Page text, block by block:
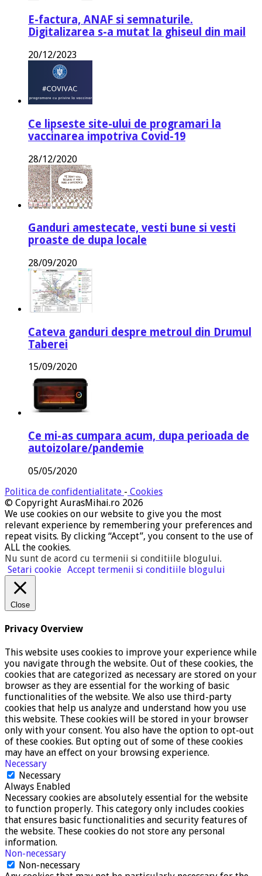
E-factura, ANAF si semnaturile.
Digitalizarea s-a mutat la ghiseul din mail
20/12/2023
Ce lipseste site-ului de programari la
vaccinarea impotriva Covid-19
28/12/2020
Ganduri amestecate, vesti bune si vesti
proaste de dupa locale
28/09/2020
Cateva ganduri despre metroul din Drumul
Taberei
15/09/2020
Ce mi-as cumpara acum, dupa perioada de
autoizolare/pandemie
05/05/2020
Politica de confidentialitate - Cookies
© Copyright AurasMihai.ro 2026
We use cookies on our website to give you the most
relevant experience by remembering your preferences and
repeat visits. By clicking “Accept”, you consent to the use of
ALL the cookies.
Nu sunt de acord cu termenii si conditiile blogului.
Setari cookie Accept termenii si conditiile blogului
Close
Privacy Overview
This website uses cookies to improve your experience while
you navigate through the website. Out of these cookies, the
cookies that are categorized as necessary are stored on your
browser as they are essential for the working of basic
functionalities of the website. We also use third-party
cookies that help us analyze and understand how you use
this website. These cookies will be stored in your browser
only with your consent. You also have the option to opt-out
of these cookies. But opting out of some of these cookies
may have an effect on your browsing experience.
Necessary
Necessary
Always Enabled
Necessary cookies are absolutely essential for the website
to function properly. This category only includes cookies
that ensures basic functionalities and security features of
the website. These cookies do not store any personal
information.
Non-necessary
Non-necessary